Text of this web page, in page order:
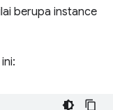
berupa instance